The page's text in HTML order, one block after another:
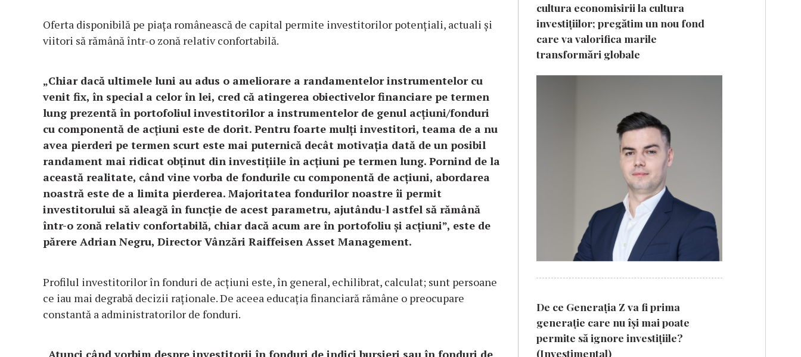
Oferta disponibilă pe piața românească de capital permite investitorilor potențiali, actuali și
viitori să rămână într-o zonă relativ confortabilă.
„Chiar dacă ultimele luni au adus o ameliorare a randamentelor instrumentelor cu
venit fix, în special a celor în lei, cred că atingerea obiectivelor financiare pe termen
lung prezentă în portofoliul investitorilor a instrumentelor de genul acțiuni/fonduri
cu componentă de acțiuni este de dorit. Pentru foarte mulți investitori, teama de a nu
avea pierderi pe termen scurt este mai puternică decât motivația dată de un posibil
randament mai ridicat obținut din investițiile în acțiuni pe termen lung. Pornind de la
această realitate, când vine vorba de fondurile cu componentă de acțiuni, abordarea
noastră este de a limita pierderea. Majoritatea fondurilor noastre îi permit
investitorului să aleagă în funcție de acest parametru, ajutându-l astfel să rămână
într-o zonă relativ confortabilă, chiar dacă acum are în portofoliu și acțiuni”, este de
părere Adrian Negru, Director Vânzări Raiffeisen Asset Management.
Profilul investitorilor în fonduri de acțiuni este, în general, echilibrat, calculat; sunt persoane
ce iau mai degrabă decizii raționale. De aceea educația financiară rămâne o preocupare
constantă a administratorilor de fonduri.
cultura economisirii la cultura
investițiilor; pregătim un nou fond
care va valorifica marile
transformări globale
De ce Generația Z va fi prima
generație care nu își mai poate
permite să ignore investițiile?
(Investimental)